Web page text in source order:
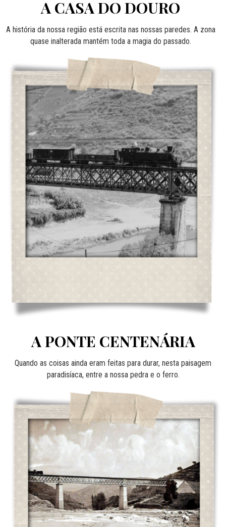
A CASA DO DOURO
A história da nossa região está escrita nas nossas paredes. A zona
quase inalterada mantém toda a magia do passado.
A PONTE CENTENÁRIA
Quando as coisas ainda eram feitas para durar, nesta paisagem
paradisíaca, entre a nossa pedra e o ferro.